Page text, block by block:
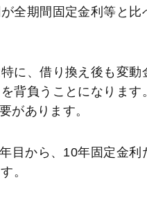
全期間固定金利等と比
に、借り換え後も変動
背負うことになります
があります。
目から、10年固定金利
。